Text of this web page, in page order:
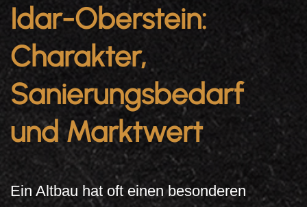
Idar-Oberstein:
Charakter,
Sanierungsbedarf
und Marktwert
Ein Altbau hat oft einen besonderen